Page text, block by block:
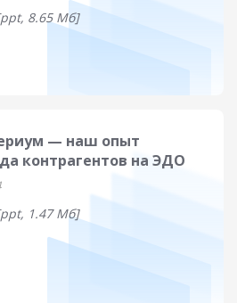
8.65 Мб]
— наш опыт
контрагентов на ЭДО
1.47 Мб]